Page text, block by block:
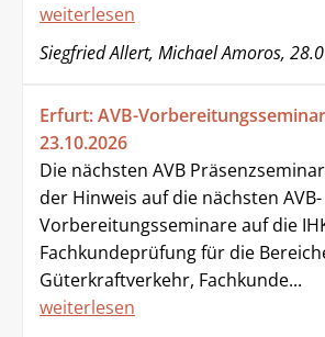
weiterlesen
Siegfried Allert, Michael Amoros,
Erfurt: AVB-
23.10.2026
Die nächsten AVB
der Hinweis auf die nächsten AVB-
Vorbereitungsseminare auf die
Fachkundeprüfung für die
Güterkraftverkehr, Fachkunde...
weiterlesen